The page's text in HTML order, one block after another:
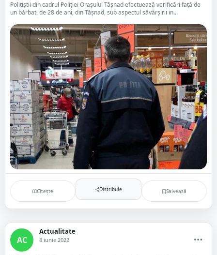
Polițiștii din cadrul Poliției Orașului Tășnad efectuează verificări față de
un bărbat, de 28 de ani, din Tășnad, sub aspectul săvârșirii in...
Citește Distribuie Salvează
AC
Actualitate
8 iunie 2022